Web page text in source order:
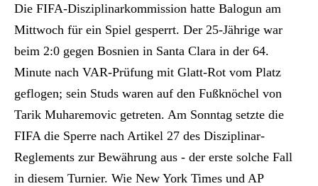
Die FIFA-Disziplinarkommission hatte Balogun am
Mittwoch für ein Spiel gesperrt. Der 25-Jährige war
beim 2:0 gegen Bosnien in Santa Clara in der 64.
Minute nach VAR-Prüfung mit Glatt-Rot vom Platz
geflogen; sein Studs waren auf den Fußknöchel von
Tarik Muharemovic getreten. Am Sonntag setzte die
FIFA die Sperre nach Artikel 27 des Disziplinar-
Reglements zur Bewährung aus - der erste solche Fall
in diesem Turnier. Wie New York Times und AP